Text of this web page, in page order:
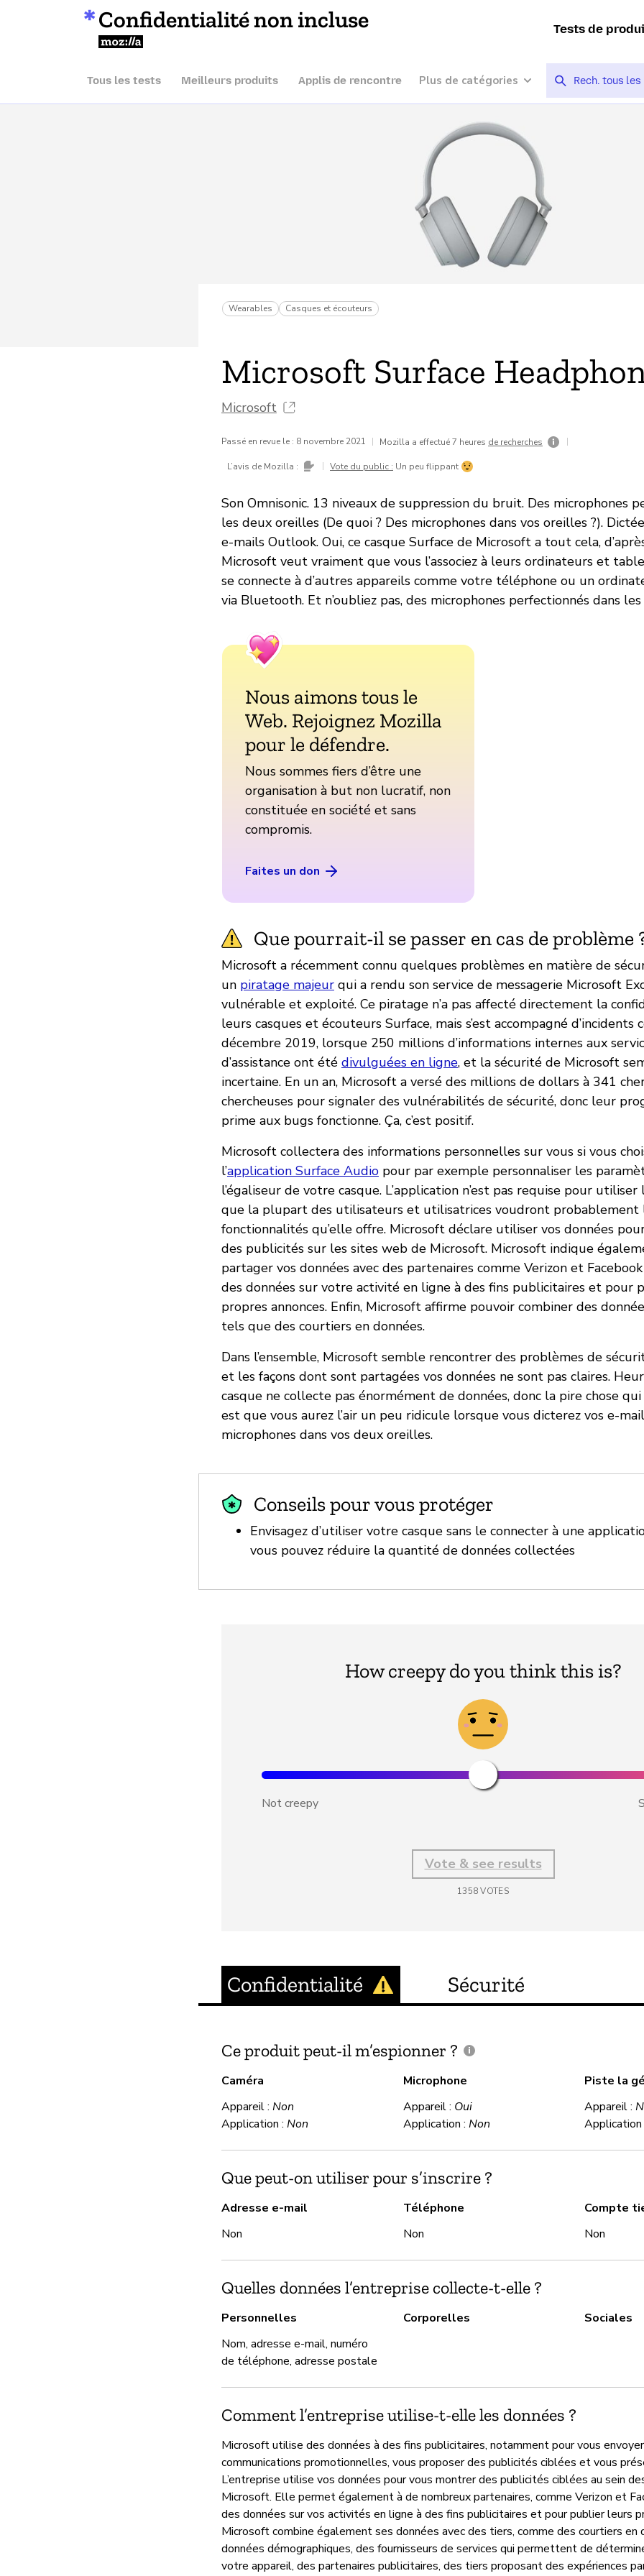
Confidentialité non incluse
Mozilla
Tests de
Tous les tests Meilleurs produits Applis de rencontre Plus de catégories
Wearables Casques et écouteurs
Microsoft Surface
Microsoft
Passé en revue le : 8 novembre 2021 | Mozilla a effectué 7 heures de recherches |
L’avis de Mozilla : | Vote du public : Un peu flippant
Son Omnisonic. 13 niveaux de suppression du bruit. Des microphones
les deux oreilles (De quoi ? Des microphones dans vos oreilles ?).
e-mails Outlook. Oui, ce casque Surface de Microsoft a tout cela,
Microsoft veut vraiment que vous l’associez à leurs ordinateurs et
se connecte à d’autres appareils comme votre téléphone ou un
via Bluetooth. Et n’oubliez pas, des microphones perfectionnés dans
Nous aimons tous le
Web. Rejoignez Mozilla
pour le défendre.
Nous sommes fiers d’être une
organisation à but non lucratif, non
constituée en société et sans
compromis.
Faites un don
Que pourrait-il se passer en cas de problème
Microsoft a récemment connu quelques problèmes en matière de
un piratage majeur qui a rendu son service de messagerie Microsoft
vulnérable et exploité. Ce piratage n’a pas affecté directement la
leurs casques et écouteurs Surface, mais s’est accompagné d’incidents
décembre 2019, lorsque 250 millions d’informations internes aux
d’assistance ont été divulguées en ligne, et la sécurité de Microsoft
incertaine. En un an, Microsoft a versé des millions de dollars à 341
chercheuses pour signaler des vulnérabilités de sécurité, donc leur
prime aux bugs fonctionne. Ça, c’est positif.
Microsoft collectera des informations personnelles sur vous si vous
l’application Surface Audio pour par exemple personnaliser les
l’égaliseur de votre casque. L’application n’est pas requise pour utiliser
que la plupart des utilisateurs et utilisatrices voudront probablement
fonctionnalités qu’elle offre. Microsoft déclare utiliser vos données
des publicités sur les sites web de Microsoft. Microsoft indique
partager vos données avec des partenaires comme Verizon et
des données sur votre activité en ligne à des fins publicitaires et pour
propres annonces. Enfin, Microsoft affirme pouvoir combiner des
tels que des courtiers en données.
Dans l’ensemble, Microsoft semble rencontrer des problèmes de
et les façons dont sont partagées vos données ne sont pas claires.
casque ne collecte pas énormément de données, donc la pire chose
est que vous aurez l’air un peu ridicule lorsque vous dicterez vos e-
microphones dans vos deux oreilles.
Conseils pour vous protéger
Envisagez d’utiliser votre casque sans le connecter à une
vous pouvez réduire la quantité de données collectées
How creepy do you think this is?
Not creepy
Vote & see results
1358VOTES
Confidentialité Sécurité
Ce produit peut-il m’espionner ?
Caméra
Appareil : Non
Application : Non
Microphone
Appareil : Oui
Application : Non
Piste la
Appareil :
Application
Que peut-on utiliser pour s’inscrire ?
Adresse e-mail
Non
Téléphone
Non
Compte
Non
Quelles données l’entreprise collecte-t-elle ?
Personnelles
Nom, adresse e-mail, numéro
de téléphone, adresse postale
Corporelles Sociales
Comment l’entreprise utilise-t-elle les données ?
Microsoft utilise des données à des fins publicitaires, notamment pour vous
communications promotionnelles, vous proposer des publicités ciblées et vous
L’entreprise utilise vos données pour vous montrer des publicités ciblées au sein
Microsoft. Elle permet également à de nombreux partenaires, comme Verizon et
des données sur vos activités en ligne à des fins publicitaires et pour publier leurs
Microsoft combine également ses données avec des tiers, comme des courtiers en
données démographiques, des fournisseurs de services qui permettent de
votre appareil, des partenaires publicitaires, des tiers proposant des expériences